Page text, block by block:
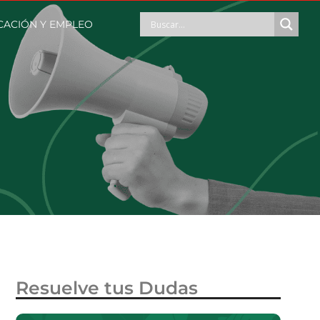
Y EMPLEO
Resuelve tus Dudas